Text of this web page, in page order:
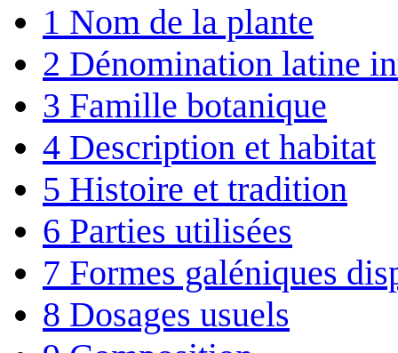
1 Nom de la plante
2 Dénomination latine
3 Famille botanique
4 Description et habitat
5 Histoire et tradition
6 Parties utilisées
7 Formes galéniques
8 Dosages usuels